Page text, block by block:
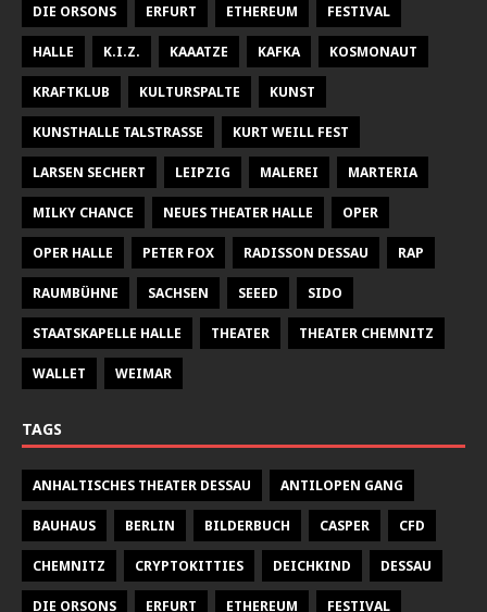
DIE ORSONS ERFURT ETHEREUM FESTIVAL
HALLE K.I.Z. KAAATZE KAFKA KOSMONAUT
KRAFTKLUB KULTURSPALTE KUNST
KUNSTHALLE TALSTRASSE KURT WEILL FEST
LARSEN SECHERT LEIPZIG MALEREI MARTERIA
MILKY CHANCE NEUES THEATER HALLE OPER
OPER HALLE PETER FOX RADISSON DESSAU RAP
RAUMBÜHNE SACHSEN SEEED SIDO
STAATSKAPELLE HALLE THEATER THEATER CHEMNITZ
WALLET WEIMAR
TAGS
ANHALTISCHES THEATER DESSAU ANTILOPEN GANG
BAUHAUS BERLIN BILDERBUCH CASPER CFD
CHEMNITZ CRYPTOKITTIES DEICHKIND DESSAU
DIE ORSONS ERFURT ETHEREUM FESTIVAL